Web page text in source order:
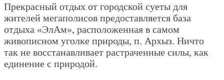
Прекрасный отдых от городской суеты для
жителей мегаполисов предоставляется база
отдыха «ЭлАм», расположенная в самом
живописном уголке природы, п. Архыз. Ничто
так не восстанавливает растраченные силы, как
единение с природой.